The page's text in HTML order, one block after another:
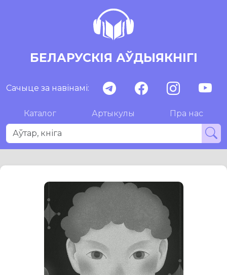
БЕЛАРУСКІЯ АЎДЫЯКНІГІ
Сачыце за навінамі:
Каталог Артыкулы Пра нас